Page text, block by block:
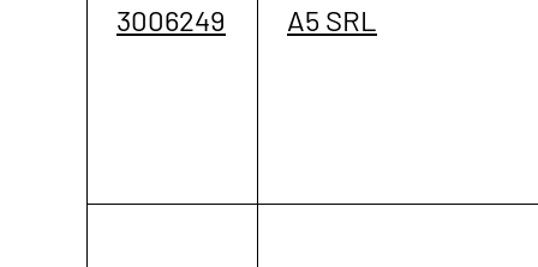
3006249 A5 SRL